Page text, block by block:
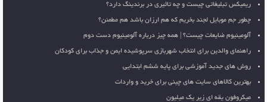
ریمیکس تبلیغاتی چیست و چه تاثیری در برندینگ دارد؟
چطور جم موبایل لجند بخریم که هم ارزان باشد هم مطمئن؟
آلومینیوم ضایعات چیست؟ | همه چیز درباره آلومینیوم دست دوم
راهنمای والدین برای انتخاب شهربازی سرپوشیده ایمن و جذاب برای کودکان
روش های جدید آموزشی برای پایه ششم ابتدایی
بهترین کالاهای سایت های چینی برای خرید و واردات
میکروفون یقه ای زیر یک میلیون